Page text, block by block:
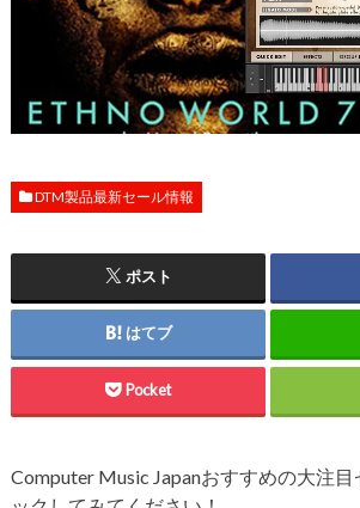
DTM製品最新セール情報
ポスト
はてブ
Pocket
Computer Music Japanおすすめの大注